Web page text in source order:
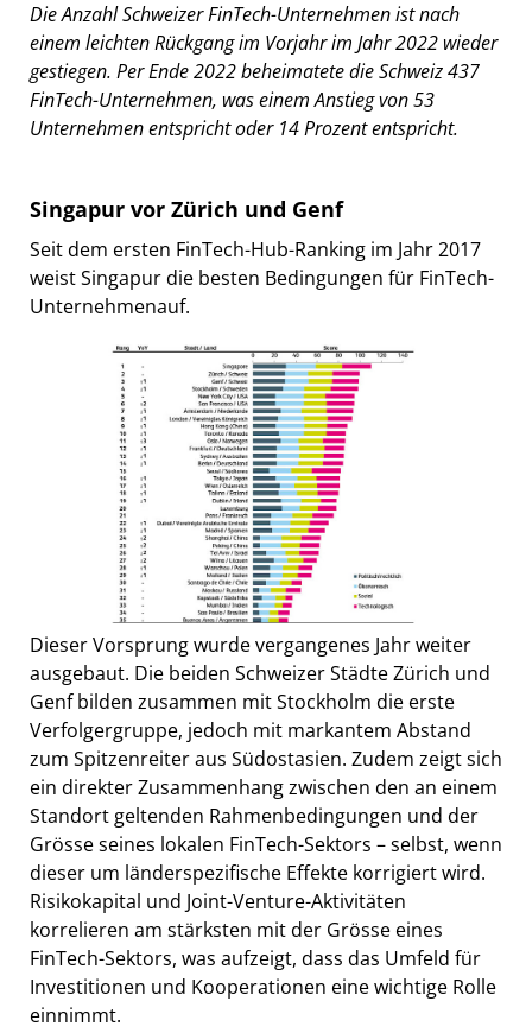
Die Anzahl Schweizer FinTech-Unternehmen ist nach
einem leichten Rückgang im Vorjahr im Jahr 2022 wieder
gestiegen. Per Ende 2022 beheimatete die Schweiz 437
FinTech-Unternehmen, was einem Anstieg von 53
Unternehmen entspricht oder 14 Prozent entspricht.
Singapur vor Zürich und Genf
Seit dem ersten FinTech-Hub-Ranking im Jahr 2017
weist Singapur die besten Bedingungen für FinTech-
Unternehmenauf.
Dieser Vorsprung wurde vergangenes Jahr weiter
ausgebaut. Die beiden Schweizer Städte Zürich und
Genf bilden zusammen mit Stockholm die erste
Verfolgergruppe, jedoch mit markantem Abstand
zum Spitzenreiter aus Südostasien. Zudem zeigt sich
ein direkter Zusammenhang zwischen den an einem
Standort geltenden Rahmenbedingungen und der
Grösse seines lokalen FinTech-Sektors – selbst, wenn
dieser um länderspezifische Effekte korrigiert wird.
Risikokapital und Joint-Venture-Aktivitäten
korrelieren am stärksten mit der Grösse eines
FinTech-Sektors, was aufzeigt, dass das Umfeld für
Investitionen und Kooperationen eine wichtige Rolle
einnimmt.